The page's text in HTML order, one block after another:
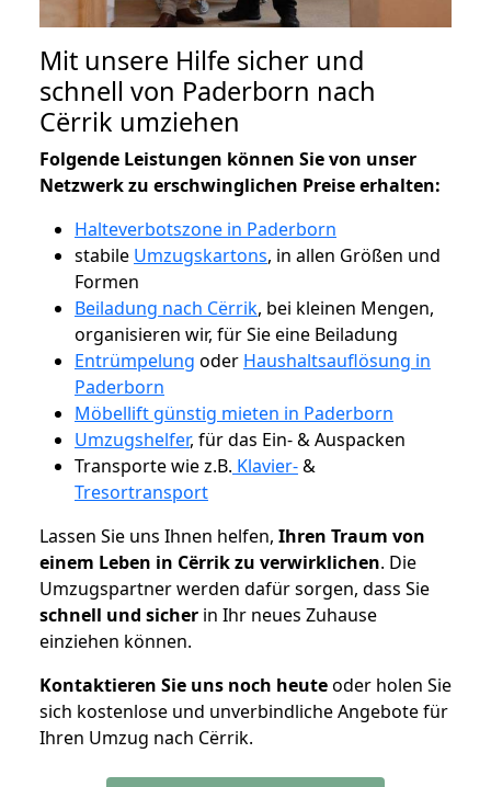
Mit unsere Hilfe sicher und
schnell von Paderborn nach
Cërrik umziehen
Folgende Leistungen können Sie von unser
Netzwerk zu erschwinglichen Preise erhalten:
Halteverbotszone in Paderborn
stabile Umzugskartons, in allen Größen und
Formen
Beiladung nach Cërrik, bei kleinen Mengen,
organisieren wir, für Sie eine Beiladung
Entrümpelung oder Haushaltsauflösung in
Paderborn
Möbellift günstig mieten in Paderborn
Umzugshelfer, für das Ein- & Auspacken
Transporte wie z.B. Klavier-&
Tresortransport
Lassen Sie uns Ihnen helfen, Ihren Traum von
einem Leben in Cërrik zu verwirklichen. Die
Umzugspartner werden dafür sorgen, dass Sie
schnell und sicher in Ihr neues Zuhause
einziehen können.
Kontaktieren Sie uns noch heuteoder holen Sie
sich kostenlose und unverbindliche Angebote für
Ihren Umzug nach Cërrik.